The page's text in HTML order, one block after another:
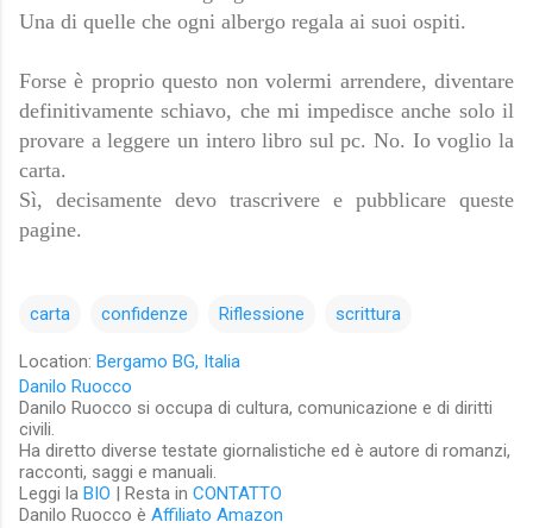
Una di quelle che ogni albergo regala ai suoi ospiti.
Forse è proprio questo non volermi arrendere, diventare
definitivamente schiavo, che mi impedisce anche solo il
provare a leggere un intero libro sul pc. No. Io voglio la
carta.
Sì, decisamente devo trascrivere e pubblicare queste
pagine.
carta confidenze Riflessione scrittura
Location: Bergamo BG, Italia
Danilo Ruocco
Danilo Ruocco si occupa di cultura, comunicazione e di diritti
civili.
Ha diretto diverse testate giornalistiche ed è autore di romanzi,
racconti, saggi e manuali.
Leggi la BIO | Resta in CONTATTO
Danilo Ruocco è Affiliato Amazon